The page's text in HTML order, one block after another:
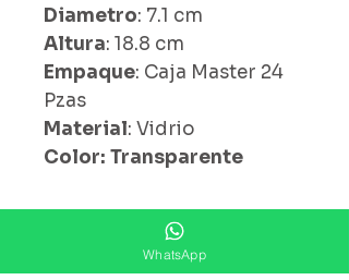
Diametro: 7.1 cm
Altura: 18.8 cm
Empaque: Caja Master 24
Pzas
Material: Vidrio
Color: Transparente
¿ Ya Nos Sigues ?
WhatsApp